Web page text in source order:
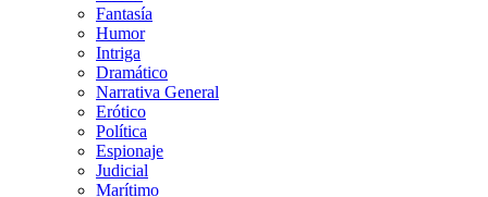
Fantasía
Humor
Intriga
Dramático
Narrativa General
Erótico
Política
Espionaje
Judicial
Marítimo